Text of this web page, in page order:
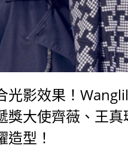
光影效果！
獎大使齊薇、王真
造型！